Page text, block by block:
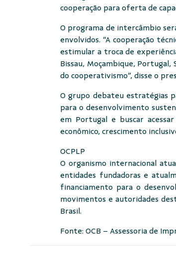
cooperação para oferta de
O programa de intercâmbio
envolvidos. “A cooperação
estimular a troca de
Bissau, Moçambique,
do cooperativismo”, disse o
O grupo debateu estratégias
para o desenvolvimento
em Portugal e buscar
econômico, crescimento
OCPLP
O organismo internacional
entidades fundadoras e
financiamento para o
movimentos e autoridades
Brasil.
Fonte: OCB – Assessoria de